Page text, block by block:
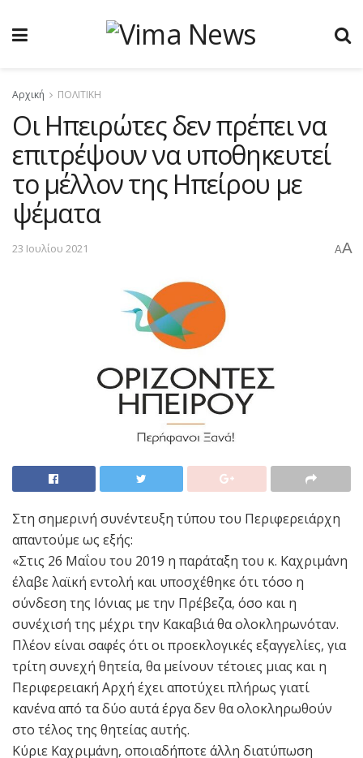
Αρχική ΠΟΛΙΤΙΚΗ
Οι Ηπειρώτες δεν πρέπει να
επιτρέψουν να υποθηκευτεί
το μέλλον της Ηπείρου με
ψέματα
23 Ιουλίου 2021 AA
Στη σημερινή συνέντευξη τύπου του Περιφερειάρχη
απαντούμε ως εξής:
«Στις 26 Μαΐου του 2019 η παράταξη του κ. Καχριμάνη
έλαβε λαϊκή εντολή και υποσχέθηκε ότι τόσο η
σύνδεση της Ιόνιας με την Πρέβεζα, όσο και η
συνέχισή της μέχρι την Κακαβιά θα ολοκληρωνόταν.
Πλέον είναι σαφές ότι οι προεκλογικές εξαγγελίες, για
τρίτη συνεχή θητεία, θα μείνουν τέτοιες μιας και η
Περιφερειακή Αρχή έχει αποτύχει πλήρως γιατί
κανένα από τα δύο αυτά έργα δεν θα ολοκληρωθούν
στο τέλος της θητείας αυτής.
Κύριε Καχριμάνη, οποιαδήποτε άλλη διατύπωση